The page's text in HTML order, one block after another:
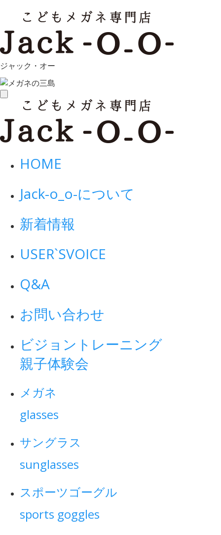
ジャック・オー
toggle
navigation
HOME
Jack-o_o-について
新着情報
USER`SVOICE
Q&A
お問い合わせ
ビジョントレーニング
親子体験会
メガネ
glasses
サングラス
sunglasses
スポーツゴーグル
sports goggles